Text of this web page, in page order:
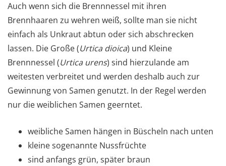
Auch wenn sich die Brennnessel mit ihren
Brennhaaren zu wehren weiß, sollte man sie nicht
einfach als Unkraut abtun oder sich abschrecken
lassen. Die Große (Urtica dioica) und Kleine
Brennnessel (Urtica urens) sind hierzulande am
weitesten verbreitet und werden deshalb auch zur
Gewinnung von Samen genutzt. In der Regel werden
nur die weiblichen Samen geerntet.
weibliche Samen hängen in Büscheln nach unten
kleine sogenannte Nussfrüchte
sind anfangs grün, später braun